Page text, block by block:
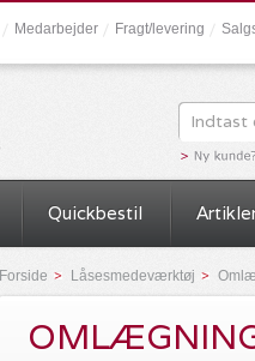
Medarbejder Fragt/levering
Quickbestil
Forside Låsesmedeværktøj